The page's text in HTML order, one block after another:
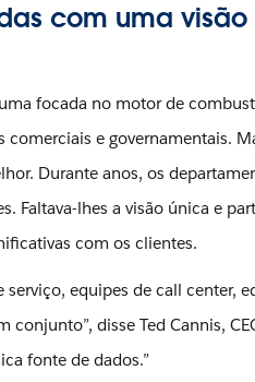
com uma visão
focada no motor de
e governamentais.
Durante anos, os
Faltava-lhes a visão única e
com os clientes.
equipes de call center,
disse Ted Cannis,
fonte de dados.”